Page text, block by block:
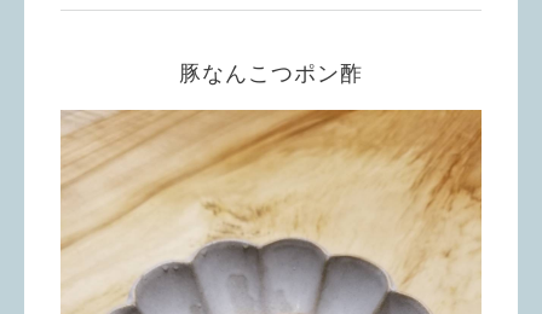
豚なんこつポン酢